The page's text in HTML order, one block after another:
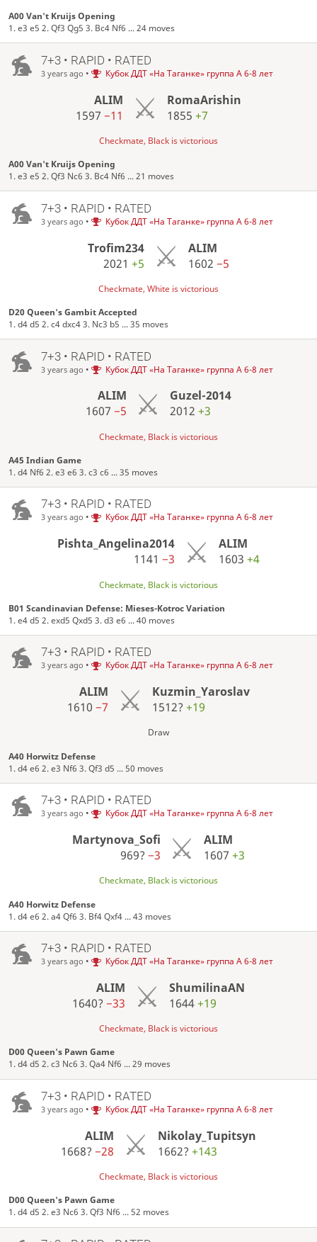
A00 Van't Kruijs Opening
1. e3 e5 2. Qf3 Qg5 3. Bc4 Nf6 ... 24 moves
7+3 • RAPID • RATED
3 years ago • Кубок ДДТ «На Таганке» группа А 6-8 лет
ALIM
1597−11
RomaArishin
1855 +7
Checkmate, Black is victorious
A00 Van't Kruijs Opening
1. e3 e5 2. Qf3 Nc6 3. Bc4 Nf6 ... 21 moves
7+3 • RAPID • RATED
3 years ago • Кубок ДДТ «На Таганке» группа А 6-8 лет
Trofim234
2021+5
ALIM
1602 −5
Checkmate, White is victorious
D20 Queen's Gambit Accepted
1. d4 d5 2. c4 dxc4 3. Nc3 b5 ... 35 moves
7+3 • RAPID • RATED
3 years ago • Кубок ДДТ «На Таганке» группа А 6-8 лет
ALIM
1607 −5
Guzel-2014
2012+3
Checkmate, Black is victorious
A45 Indian Game
1. d4 Nf6 2. e3 e6 3. c3 c6 ... 35 moves
7+3 • RAPID • RATED
3 years ago • Кубок ДДТ «На Таганке» группа А 6-8 лет
Pishta_Angelina2014
1141−3
ALIM
1603 +4
Checkmate, Black is victorious
B01 Scandinavian Defense: Mieses-Kotroc Variation
1. e4 d5 2. exd5 Qxd5 3. d3 e6 ... 40 moves
7+3 • RAPID • RATED
3 years ago • Кубок ДДТ «На Таганке» группа А 6-8 лет
ALIM
1610−7
Kuzmin_Yaroslav
1512? +19
Draw
A40 Horwitz Defense
1. d4 e6 2. e3 Nf6 3. Qf3 d5 ... 50 moves
7+3 • RAPID • RATED
3 years ago • Кубок ДДТ «На Таганке» группа А 6-8 лет
Martynova_Sofi
969? −3
ALIM
1607+3
Checkmate, Black is victorious
A40 Horwitz Defense
1. d4 e6 2. a4 Qf6 3. Bf4 Qxf4 ... 43 moves
7+3 • RAPID • RATED
3 years ago • Кубок ДДТ «На Таганке» группа А 6-8 лет
ALIM
1640?−33
ShumilinaAN
1644+19
Checkmate, Black is victorious
D00 Queen's Pawn Game
1. d4 d5 2. c3 Nc6 3. Qa4 Nf6 ... 29 moves
7+3 • RAPID • RATED
3 years ago • Кубок ДДТ «На Таганке» группа А 6-8 лет
ALIM
1668?−28
Nikolay_Tupitsyn
1662? +143
Checkmate, Black is victorious
D00 Queen's Pawn Game
1. d4 d5 2. e3 Nc6 3. Qf3 Nf6 ... 52 moves